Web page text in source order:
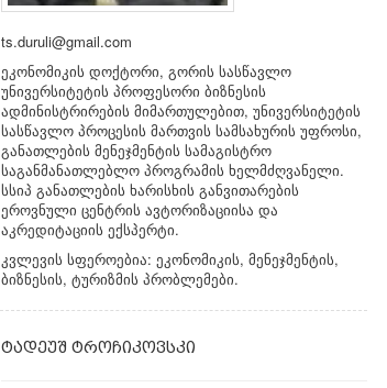
ეკონომიკის დოქტორი, გორის სასწავლო
უნივერსიტეტის პროფესორი ბიზნესის
ადმინისტრირების მიმართულებით, უნივერსიტეტის
სასწავლო პროცესის მართვის სამსახურის უფროსი,
განათლების მენეჯმენტის სამაგისტრო
საგანმანათლებლო პროგრამის ხელმძღვანელი.
სსიპ განათლების ხარისხის განვითარების
ეროვნული ცენტრის ავტორიზაციისა და
აკრედიტაციის ექსპერტი.
კვლევის სფეროებია: ეკონომიკის, მენეჯმენტის,
ბიზნესის, ტურიზმის პრობლემები.
ტადეუშ ტროჩიკოვსკი